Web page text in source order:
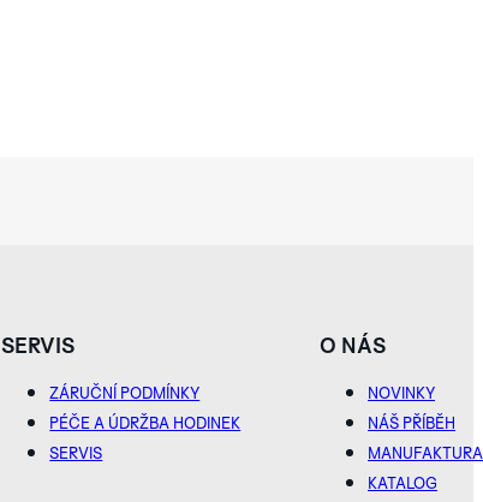
SERVIS
ZÁRUČNÍ PODMÍNKY
PÉČE A ÚDRŽBA HODINEK
SERVIS
O NÁS
NOVINKY
NÁŠ PŘÍBĚH
MANUFAKTURA
KATALOG